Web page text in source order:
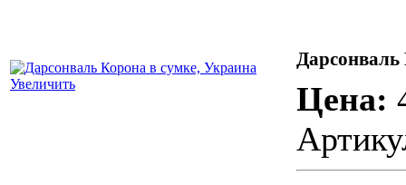
Увеличить
Дарсонваль
Цена: